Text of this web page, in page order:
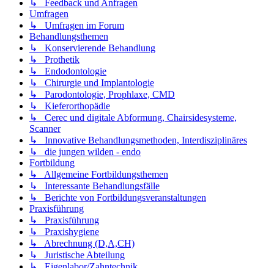
↳ Feedback und Anfragen
Umfragen
↳ Umfragen im Forum
Behandlungsthemen
↳ Konservierende Behandlung
↳ Prothetik
↳ Endodontologie
↳ Chirurgie und Implantologie
↳ Parodontologie, Prophlaxe, CMD
↳ Kieferorthopädie
↳ Cerec und digitale Abformung, Chairsidesysteme,
Scanner
↳ Innovative Behandlungsmethoden, Interdisziplinäres
↳ die jungen wilden - endo
Fortbildung
↳ Allgemeine Fortbildungsthemen
↳ Interessante Behandlungsfälle
↳ Berichte von Fortbildungsveranstaltungen
Praxisführung
↳ Praxisführung
↳ Praxishygiene
↳ Abrechnung (D,A,CH)
↳ Juristische Abteilung